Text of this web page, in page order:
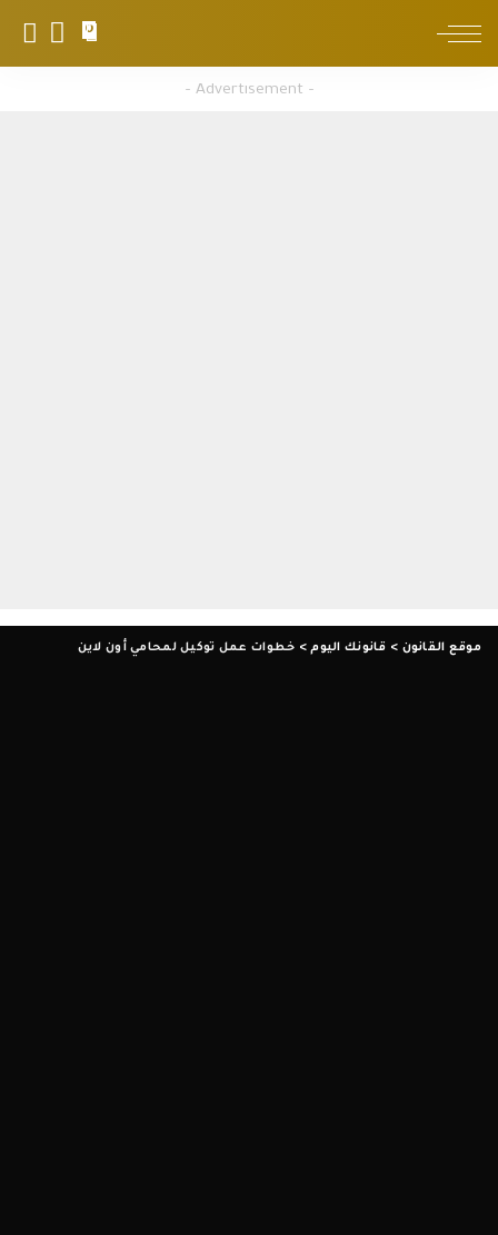
0
– Advertisement –
موقع القانون > قانونك اليوم> خطوات عمل توكيل لمحامي أون لاين